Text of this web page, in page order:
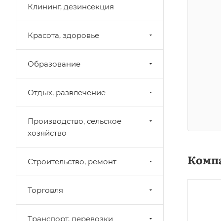
Клининг, дезинсекция
Красота, здоровье
Образование
Отдых, развлечение
Производство, сельское
хозяйство
Строительство, ремонт
Торговля
Транспорт, перевозки